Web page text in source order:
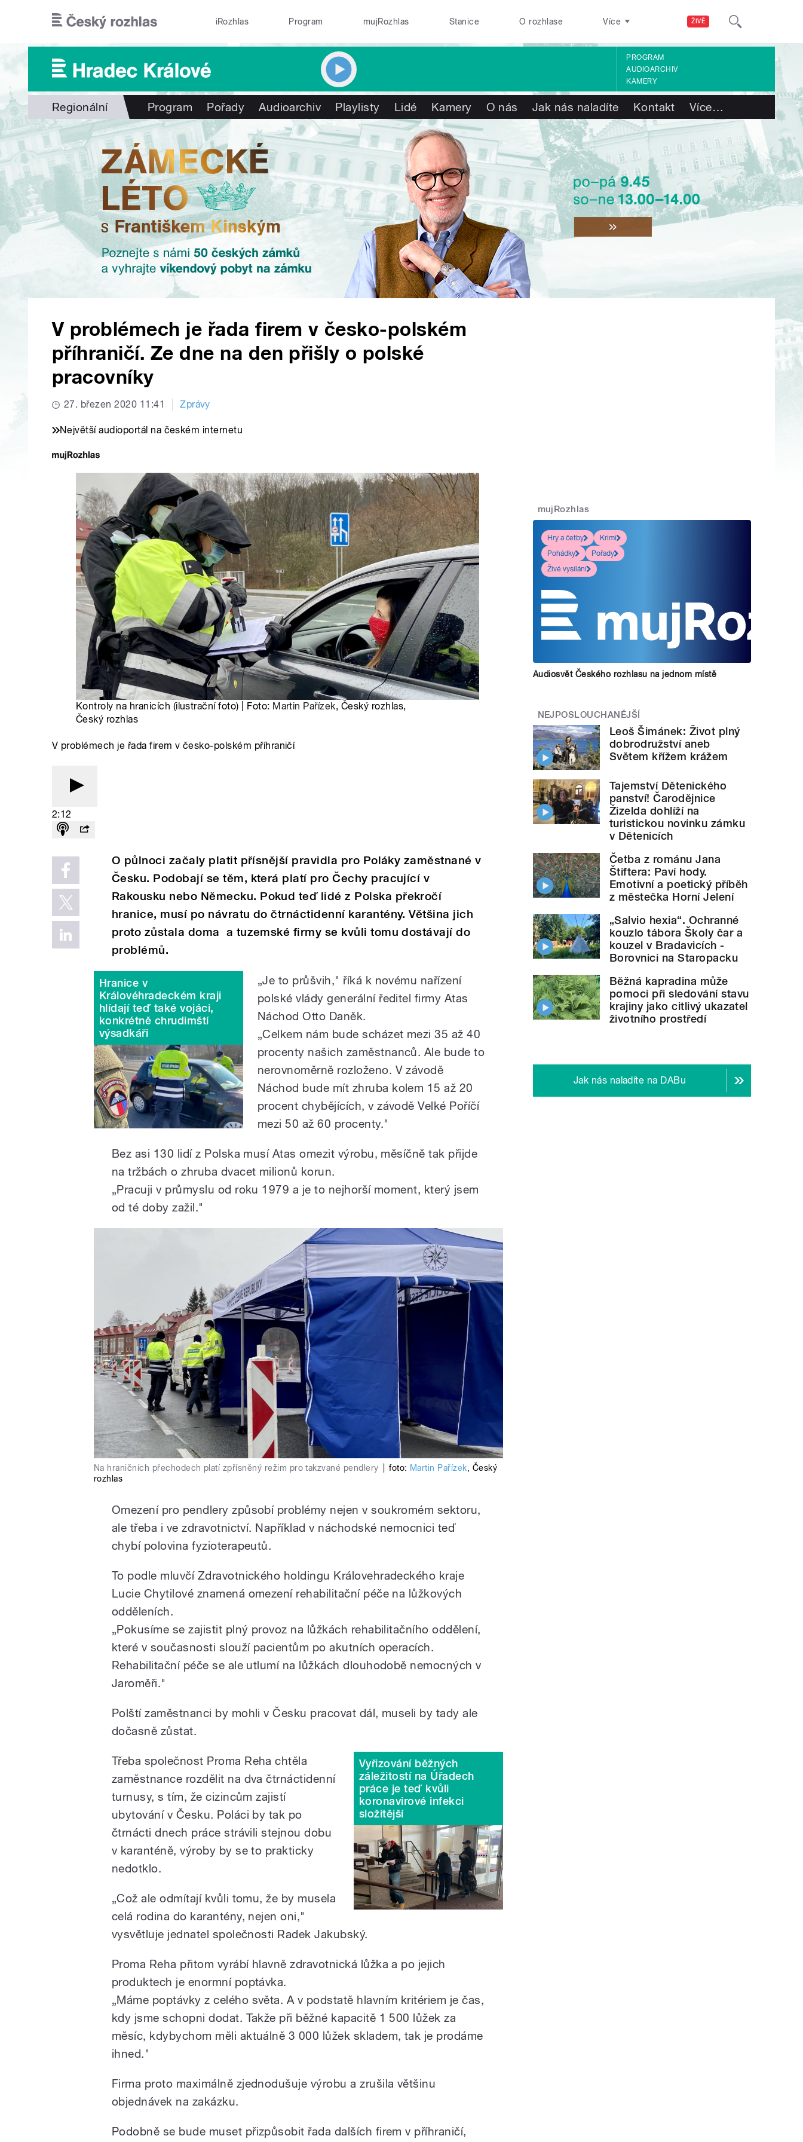
ŽIVĚ
iRozhlas Program mujRozhlas Stanice O rozhlase Více
PROGRAM
AUDIOARCHIV
KAMERY
Regionální Program Pořady Audioarchiv Playlisty Lidé Kamery O nás Jak nás naladíte Kontakt Více…
V problémech je řada firem v česko-polském
příhraničí. Ze dne na den přišly o polské
pracovníky
27. březen 2020 11:41 Zprávy
Největší audioportál na českém internetu
Kontroly na hranicích (ilustrační foto) | Foto: Martin Pařízek, Český rozhlas,
Český rozhlas
V problémech je řada firem v česko-polském příhraničí
2:12
O půlnoci začaly platit přísnější pravidla pro Poláky zaměstnané v
Česku. Podobají se těm, která platí pro Čechy pracující v
Rakousku nebo Německu. Pokud teď lidé z Polska překročí
hranice, musí po návratu do čtrnáctidenní karantény. Většina jich
proto zůstala doma a tuzemské firmy se kvůli tomu dostávají do
problémů.
Hranice v
Královéhradeckém kraji
hlídají teď také vojáci,
konkrétně chrudimští
výsadkáři
„Je to průšvih," říká k novému nařízení
polské vlády generální ředitel firmy Atas
Náchod Otto Daněk.
„Celkem nám bude scházet mezi 35 až 40
procenty našich zaměstnanců. Ale bude to
nerovnoměrně rozloženo. V závodě
Náchod bude mít zhruba kolem 15 až 20
procent chybějících, v závodě Velké Poříčí
mezi 50 až 60 procenty."
Bez asi 130 lidí z Polska musí Atas omezit výrobu, měsíčně tak přijde
na tržbách o zhruba dvacet milionů korun.
„Pracuji v průmyslu od roku 1979 a je to nejhorší moment, který jsem
od té doby zažil."
Na hraničních přechodech platí zpřísněný režim pro takzvané pendlery foto: Martin Pařízek, Český
rozhlas
Omezení pro pendlery způsobí problémy nejen v soukromém sektoru,
ale třeba i ve zdravotnictví. Například v náchodské nemocnici teď
chybí polovina fyzioterapeutů.
To podle mluvčí Zdravotnického holdingu Královehradeckého kraje
Lucie Chytilové znamená omezení rehabilitační péče na lůžkových
odděleních.
„Pokusíme se zajistit plný provoz na lůžkách rehabilitačního oddělení,
které v současnosti slouží pacientům po akutních operacích.
Rehabilitační péče se ale utlumí na lůžkách dlouhodobě nemocných v
Jaroměři."
Polští zaměstnanci by mohli v Česku pracovat dál, museli by tady ale
dočasně zůstat.
Vyřizování běžných
záležitostí na Úřadech
práce je teď kvůli
koronavirové infekci
složitější
Třeba společnost Proma Reha chtěla
zaměstnance rozdělit na dva čtrnáctidenní
turnusy, s tím, že cizincům zajistí
ubytování v Česku. Poláci by tak po
čtrnácti dnech práce strávili stejnou dobu
v karanténě, výroby by se to prakticky
nedotklo.
„Což ale odmítají kvůli tomu, že by musela
celá rodina do karantény, nejen oni,"
vysvětluje jednatel společnosti Radek Jakubský.
Proma Reha přitom vyrábí hlavně zdravotnická lůžka a po jejich
produktech je enormní poptávka.
„Máme poptávky z celého světa. A v podstatě hlavním kritériem je čas,
kdy jsme schopni dodat. Takže při běžné kapacitě 1 500 lůžek za
měsíc, kdybychom měli aktuálně 3 000 lůžek skladem, tak je prodáme
ihned."
Firma proto maximálně zjednodušuje výrobu a zrušila většinu
objednávek na zakázku.
Podobně se bude muset přizpůsobit řada dalších firem v příhraničí,
mujRozhlas
Hry a četby
Krimi
Pohádky
Pořady
Živé vysílání
Audiosvět Českého rozhlasu na jednom místě
NEJPOSLOUCHANĚJŠÍ
Leoš Šimánek: Život plný
dobrodružství aneb
Světem křížem krážem
Tajemství Dětenického
panství! Čarodějnice
Žizelda dohlíží na
turistickou novinku zámku
v Dětenicích
Četba z románu Jana
Štiftera: Paví hody.
Emotivní a poetický příběh
z městečka Horní Jelení
„Salvio hexia“. Ochranné
kouzlo tábora Školy čar a
kouzel v Bradavicích -
Borovnici na Staropacku
Běžná kapradina může
pomoci při sledování stavu
krajiny jako citlivý ukazatel
životního prostředí
Jak nás naladíte na DABu